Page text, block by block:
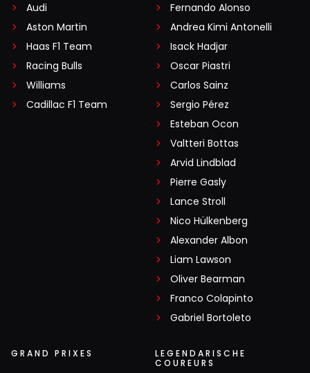
Audi
Aston Martin
Haas F1 Team
Racing Bulls
Williams
Cadillac F1 Team
Fernando Alonso
Andrea Kimi Antonelli
Isack Hadjar
Oscar Piastri
Carlos Sainz
Sergio Pérez
Esteban Ocon
Valtteri Bottas
Arvid Lindblad
Pierre Gasly
Lance Stroll
Nico Hülkenberg
Alexander Albon
Liam Lawson
Oliver Bearman
Franco Colapinto
Gabriel Bortoleto
GRAND PRIXES
LEGENDARISCHE
COUREURS